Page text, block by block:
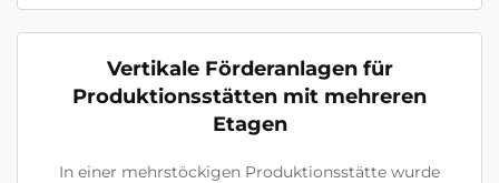
Vertikale Förderanlagen für
Produktionsstätten mit mehreren
Etagen
In einer mehrstöckigen Produktionsstätte wurde